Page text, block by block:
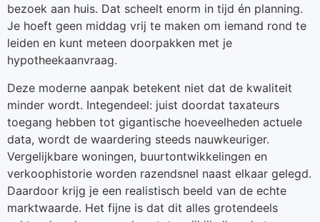
bezoek aan huis. Dat scheelt enorm in tijd én planning.
Je hoeft geen middag vrij te maken om iemand rond te
leiden en kunt meteen doorpakken met je
hypotheekaanvraag.
Deze moderne aanpak betekent niet dat de kwaliteit
minder wordt. Integendeel: juist doordat taxateurs
toegang hebben tot gigantische hoeveelheden actuele
data, wordt de waardering steeds nauwkeuriger.
Vergelijkbare woningen, buurtontwikkelingen en
verkoophistorie worden razendsnel naast elkaar gelegd.
Daardoor krijg je een realistisch beeld van de echte
marktwaarde. Het fijne is dat dit alles grotendeels